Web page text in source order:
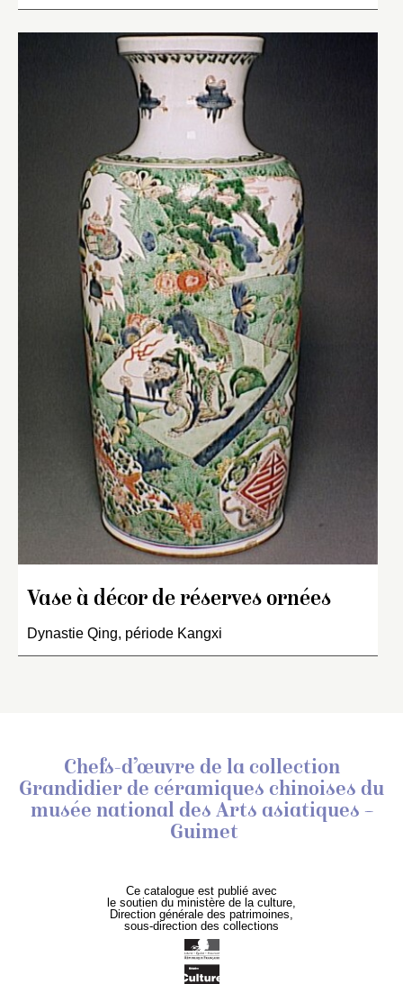
Vase à décor de réserves ornées
Dynastie Qing, période Kangxi
Chefs-d’œuvre de la collection
Grandidier de céramiques chinoises du
musée national des Arts asiatiques –
Guimet
Ce catalogue est publié avec
le soutien du ministère de la culture,
Direction générale des patrimoines,
sous-direction des collections